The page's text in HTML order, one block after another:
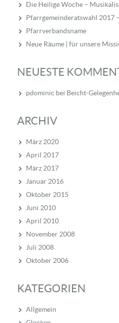
Die Heilige Woche –
Pfarrgemeinderatswahl 2017
Pfarrverbandsname
Neue Räume | für unsere
NEUESTE
pdominic bei Beicht-
ARCHIV
März 2020
April 2017
März 2017
Januar 2016
Oktober 2015
Juni 2010
April 2010
November 2008
Juli 2008
Oktober 2006
KATEGORIEN
Allgemein